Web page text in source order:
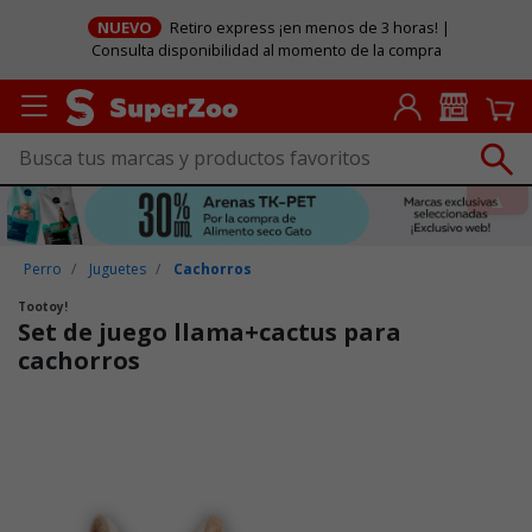
NUEVO
Retiro express ¡en menos de 3 horas! |
Consulta disponibilidad al momento de la compra
Perro Juguetes Cachorros
Tootoy!
Set de juego llama+cactus para
cachorros